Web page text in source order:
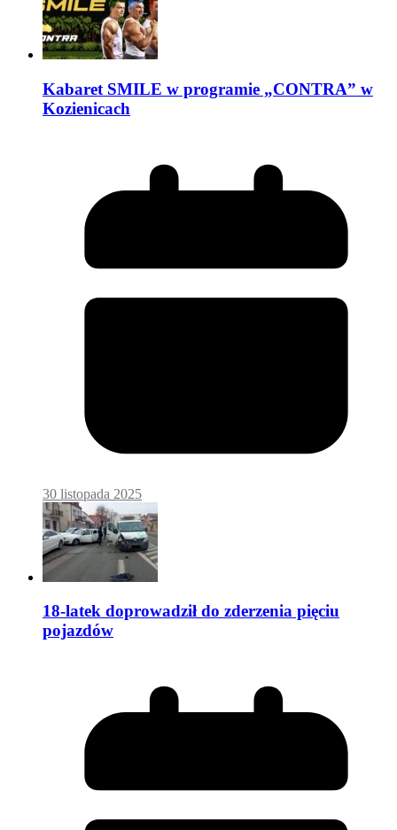
Kabaret SMILE w programie „CONTRA” w
Kozienicach
30 listopada 2025
18-latek doprowadził do zderzenia pięciu
pojazdów